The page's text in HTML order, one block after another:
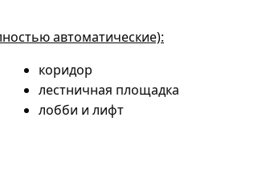
автоматические):
коридор
лестничная площадка
лобби и лифт